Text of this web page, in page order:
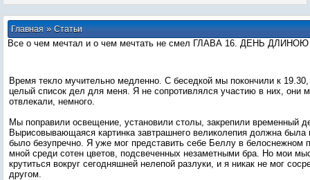
Главная»Статьи
Все о чем мечтал и о чем мечтать не смел ГЛАВА 16. ДЕНЬ
Время текло мучительно медленно. С беседкой мы покончили к
целый список дел для меня. Я не сопротивлялся участию в них, они
отвлекали, немного.
Мы поправили освещение, установили столы, закрепили временный
Вырисовывающаяся картинка завтрашнего великолепия должна была
было безупречно. Я уже мог представить себе Беллу в белоснежном
мной среди сотен цветов, подсвеченных незаметными бра. Но мои
крутиться вокруг сегодняшней нелепой разлуки, и я никак не мог
другом.